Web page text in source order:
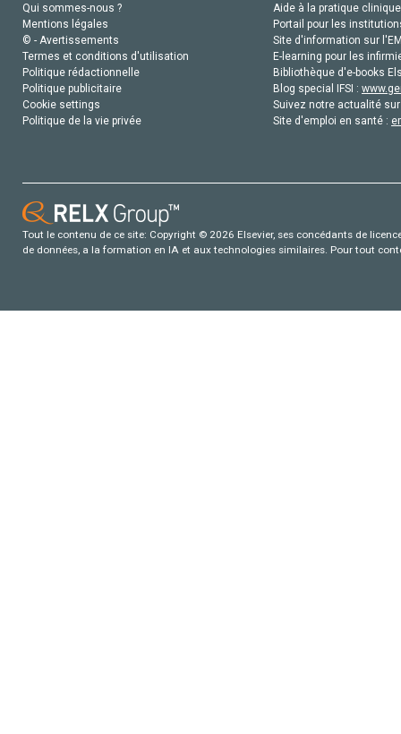
Qui sommes-nous ?
Mentions légales
© - Avertissements
Termes et conditions d'utilisation
Politique rédactionnelle
Politique publicitaire
Cookie settings
Politique de la vie privée
Aide à la pratique
Portail pour les
Site d'information sur
E-learning pour les
Bibliothèque d'e-books
Blog special IFSI :
Suivez notre actualité
Site d'emploi en santé :
Tout le contenu de ce site: Copyright © 2026 Elsevier, ses concédants de
de données, a la formation en IA et aux technologies similaires. Pour tout